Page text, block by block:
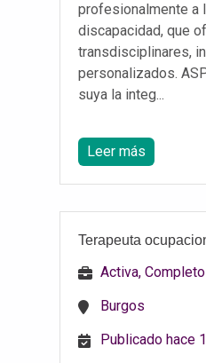
profesionalmente a
discapacidad, que
transdisciplinares,
personalizados.
suya la integ...
Leer más
Terapeuta
Activa, Completo
Burgos
Publicado hace